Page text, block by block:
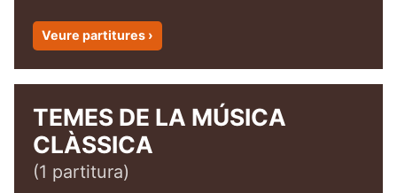
Veure partitures ›
TEMES DE LA MÚSICA
CLÀSSICA
(1 partitura)